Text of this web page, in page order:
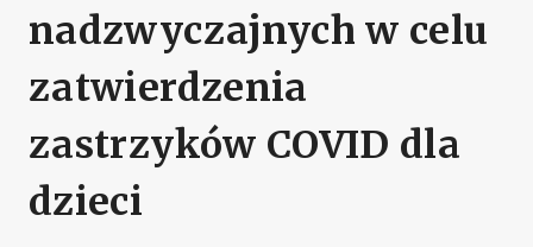
nadzwyczajnych w celu
zatwierdzenia
zastrzyków COVID dla
dzieci